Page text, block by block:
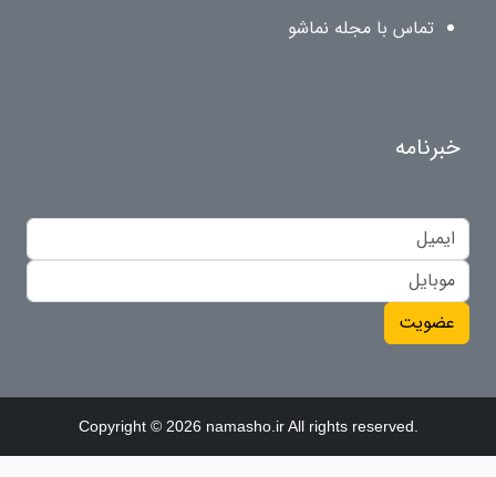
تماس با مجله نماشو
خبرنامه
عضویت
Copyright © 2026 namasho.ir All rights reserved.